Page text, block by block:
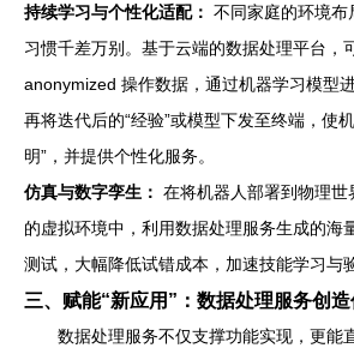
持续学习与个性化适配： 不同家庭的环境布
习惯千差万别。基于云端的数据处理平台，
anonymized 操作数据，通过机器学习模型
再将迭代后的“经验”或模型下发至终端，使
明”，并提供个性化服务。
仿真与数字孪生： 在将机器人部署到物理
的虚拟环境中，利用数据处理服务生成的海
测试，大幅降低试错成本，加速技能学习与
三、赋能“新应用”：数据处理服务创
数据处理服务不仅支撑功能实现，更能